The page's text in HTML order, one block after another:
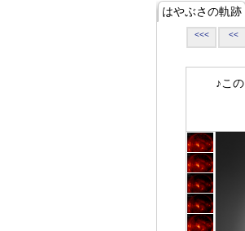
はやぶさの軌跡
<<< <<
♪この